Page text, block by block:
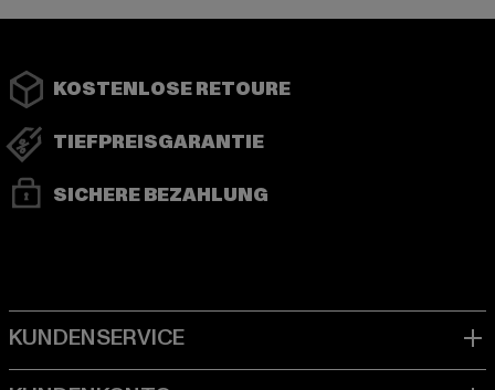
KOSTENLOSE RETOURE
TIEFPREISGARANTIE
SICHERE BEZAHLUNG